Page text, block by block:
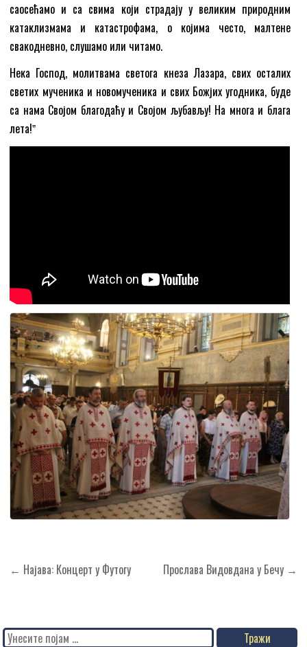
саосећамо и са свима који страдају у великим природним
катаклизмама и катастрофама, о којима често, малтене
свакодневно, слушамо или читамо.
Нека Господ, молитвама светога кнеза Лазара, свих осталих
светих мученика и новомученика и свих Божјих угодника, буде
са нама Својом благодаћу и Својом љубављу! На многа и блага
лета!ˮ
Кретање
← Најава: Концерт у Футогу Прослава Видовдана у Бечу →
Search